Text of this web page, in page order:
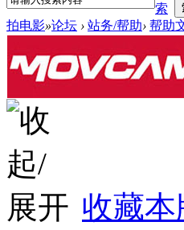
索
拍电影»论坛 › 站务/帮助› 帮助
收藏本